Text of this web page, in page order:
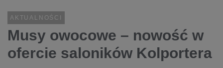
AKTUALNOŚCI
Musy owocowe – nowość w
ofercie saloników Kolportera